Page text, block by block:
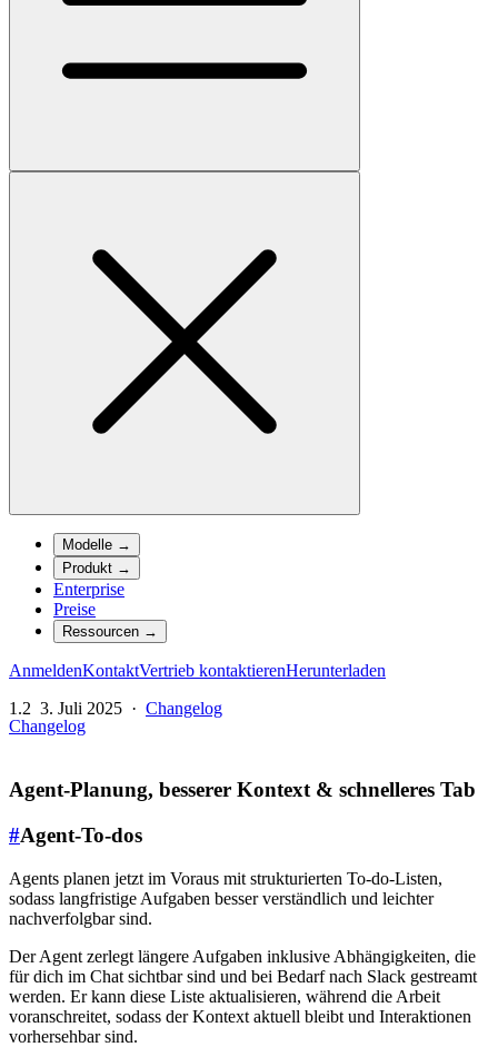
Modelle →
Produkt →
Enterprise
Preise
Ressourcen →
AnmeldenKontaktVertrieb kontaktierenHerunterladen
1.2 3. Juli 2025 · Changelog
Changelog
Agent-Planung, besserer Kontext & schnelleres Tab
#Agent-To-dos
Agents planen jetzt im Voraus mit strukturierten To-do-Listen,
sodass langfristige Aufgaben besser verständlich und leichter
nachverfolgbar sind.
Der Agent zerlegt längere Aufgaben inklusive Abhängigkeiten, die
für dich im Chat sichtbar sind und bei Bedarf nach Slack gestreamt
werden. Er kann diese Liste aktualisieren, während die Arbeit
voranschreitet, sodass der Kontext aktuell bleibt und Interaktionen
vorhersehbar sind.